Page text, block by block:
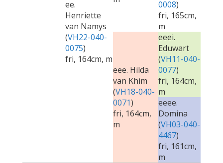
ee.
Henriette
van Namys
(VH22-040-
0075)
fri, 164cm, m
0008)
fri, 165cm,
m
eee. Hilda
van Khim
(VH18-040-
0071)
fri, 164cm,
m
eeei.
Eduwart
(VH11-040-
0077)
fri, 164cm,
m
eeee.
Domina
(VH03-040-
4467)
fri, 161cm,
m